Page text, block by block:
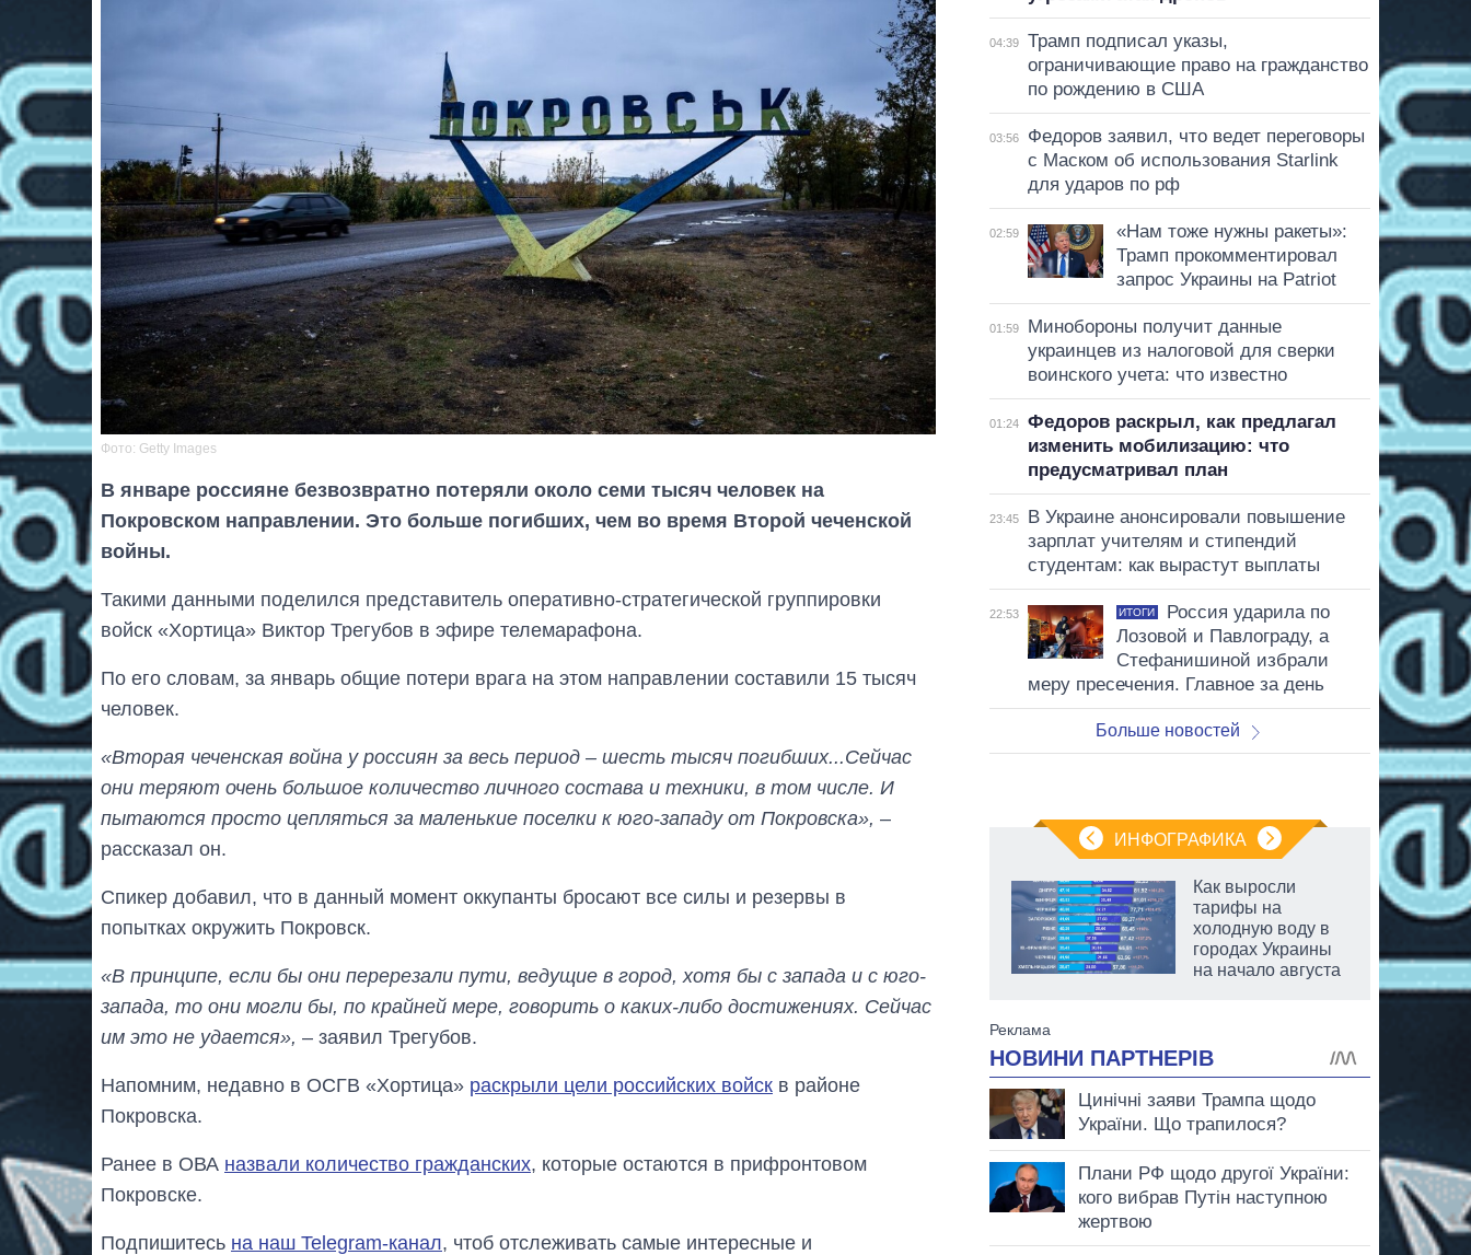
Фото: Getty Images
В январе россияне безвозвратно потеряли около семи тысяч человек на
Покровском направлении. Это больше погибших, чем во время Второй чеченской
войны.
Такими данными поделился представитель оперативно-стратегической группировки
войск «Хортица» Виктор Трегубов в эфире телемарафона.
По его словам, за январь общие потери врага на этом направлении составили 15 тысяч
человек.
«Вторая чеченская война у россиян за весь период – шесть тысяч погибших...Сейчас
они теряют очень большое количество личного состава и техники, в том числе. И
пытаются просто цепляться за маленькие поселки к юго-западу от Покровска», –
рассказал он.
Спикер добавил, что в данный момент оккупанты бросают все силы и резервы в
попытках окружить Покровск.
«В принципе, если бы они перерезали пути, ведущие в город, хотя бы с запада и с юго-
запада, то они могли бы, по крайней мере, говорить о каких-либо достижениях. Сейчас
им это не удается», – заявил Трегубов.
Напомним, недавно в ОСГВ «Хортица» раскрыли цели российских войск в районе
Покровска.
Ранее в ОВА назвали количество гражданских, которые остаются в прифронтовом
Покровске.
Подпишитесь на наш Telegram-канал, чтоб отслеживать самые интересные и
04:39
Трамп подписал указы,
ограничивающие право на гражданство
по рождению в США
03:56
Федоров заявил, что ведет переговоры
с Маском об использования Starlink
для ударов по рф
02:59
«Нам тоже нужны ракеты»:
Трамп прокомментировал
запрос Украины на Patriot
01:59
Минобороны получит данные
украинцев из налоговой для сверки
воинского учета: что известно
01:24
Федоров раскрыл, как предлагал
изменить мобилизацию: что
предусматривал план
23:45
В Украине анонсировали повышение
зарплат учителям и стипендий
студентам: как вырастут выплаты
22:53 ИТОГИ
Россия ударила по
Лозовой и Павлограду, а
Стефанишиной избрали
меру пресечения. Главное за день
Больше новостей
ИНФОГРАФИКА
гигантов: сколько
OpenAI и Anthropic
Как выросли
тарифы на
холодную воду в
городах Украины
на начало августа